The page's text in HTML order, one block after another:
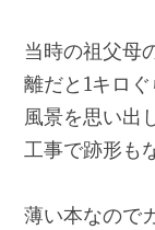
当時の祖父母
離だと1キロ
風景を思い出
工事で跡形も
薄い本なので